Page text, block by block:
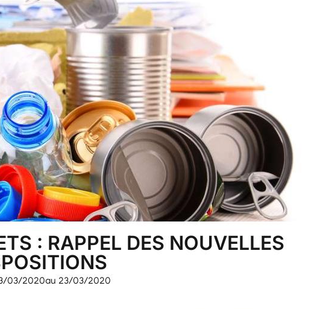
: RAPPEL DES NOUVELLES
03/2020au 23/03/2020